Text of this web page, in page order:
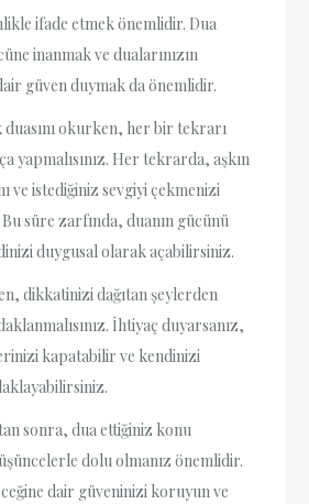
ifade etmek önemlidir. Dua
inanmak ve dualarınızın
güven duymak da önemlidir.
duasını okurken, her bir tekrarı
yapmalısınız. Her tekrarda, aşkın
ve istediğiniz sevgiyi çekmenizi
süre zarfında, duanın gücünü
duygusal olarak açabilirsiniz.
dikkatinizi dağıtan şeylerden
İhtiyaç duyarsanız,
kapatabilir ve kendinizi
sonra, dua ettiğiniz konu
dolu olmanız önemlidir.
dair güveninizi koruyun ve